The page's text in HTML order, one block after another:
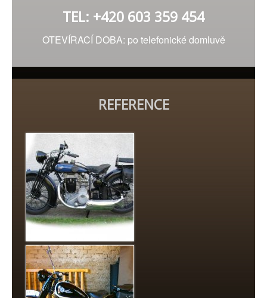
TEL: +420 603 359 454
OTEVÍRACÍ DOBA: po telefonické domluvě
REFERENCE